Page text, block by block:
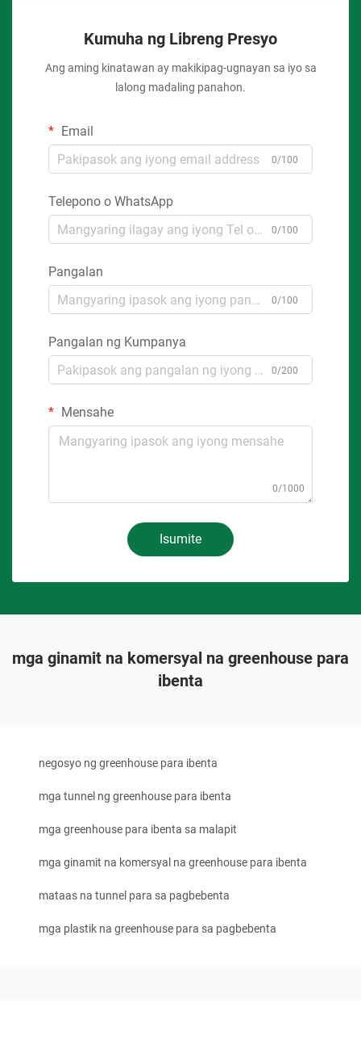
Kumuha ng Libreng Presyo
Ang aming kinatawan ay makikipag-ugnayan sa iyo sa
lalong madaling panahon.
Email
0/100
Telepono o WhatsApp
0/100
Pangalan
0/100
Pangalan ng Kumpanya
0/200
Mensahe
0/1000
Isumite
mga ginamit na komersyal na greenhouse para
ibenta
negosyo ng greenhouse para ibenta
mga tunnel ng greenhouse para ibenta
mga greenhouse para ibenta sa malapit
mga ginamit na komersyal na greenhouse para ibenta
mataas na tunnel para sa pagbebenta
mga plastik na greenhouse para sa pagbebenta